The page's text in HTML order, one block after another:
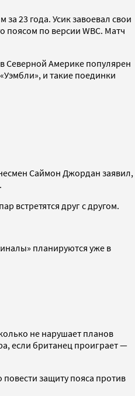
23 года. Усик завоевал свои
по версии WBC. Матч
Северной Америке популярен
и такие поединки
Саймон Джордан заявил,
встретятся друг с другом.
планируются уже в
не нарушает планов
если британец проиграет —
повести защиту пояса против